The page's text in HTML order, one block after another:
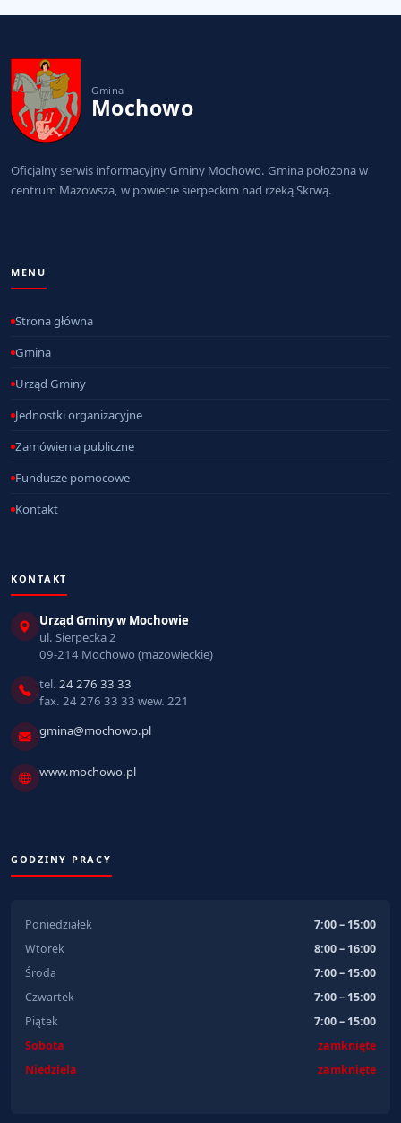
Gmina
Mochowo
Oficjalny serwis informacyjny Gminy Mochowo. Gmina położona w
centrum Mazowsza, w powiecie sierpeckim nad rzeką Skrwą.
MENU
Strona główna
Gmina
Urząd Gminy
Jednostki organizacyjne
Zamówienia publiczne
Fundusze pomocowe
Kontakt
KONTAKT
Urząd Gminy w Mochowie
ul. Sierpecka 2
09-214 Mochowo (mazowieckie)
tel. 24 276 33 33
fax. 24 276 33 33 wew. 221
gmina@mochowo.pl
www.mochowo.pl
GODZINY PRACY
Poniedziałek
7:00 – 15:00
Wtorek
8:00 – 16:00
Środa
7:00 – 15:00
Czwartek
7:00 – 15:00
Piątek
7:00 – 15:00
Sobota
zamknięte
Niedziela
zamknięte